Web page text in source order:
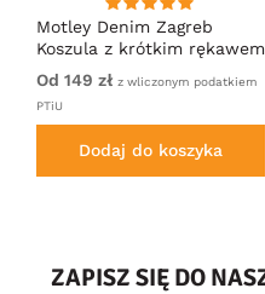
Motley Denim Zagreb
Koszula z krótkim rękawem
Czarny
Od 149 zł z wliczonym podatkiem
PTiU
Dodaj do koszyka
ZAPISZ SIĘ DO